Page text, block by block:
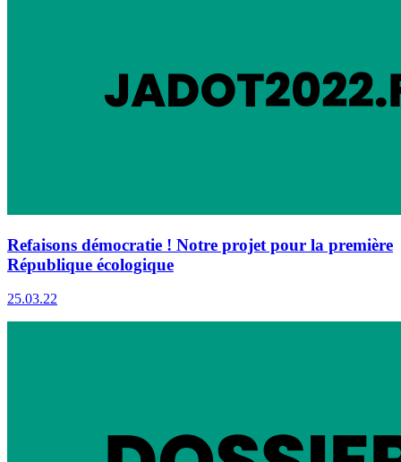
Refaisons démocratie ! Notre projet pour la première
République écologique
25.03.22